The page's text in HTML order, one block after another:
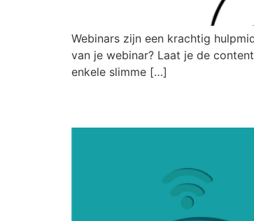
Webinars zijn een krachtig
van je webinar? Laat je de
enkele slimme […]